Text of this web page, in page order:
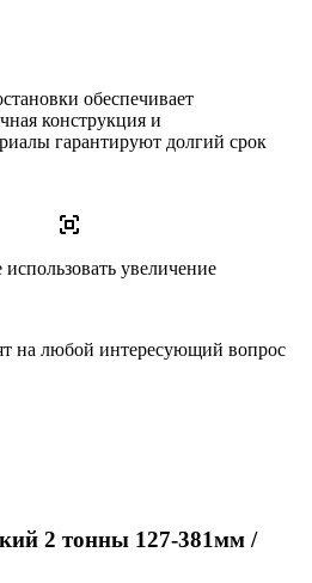
обеспечивает
конструкция и
гарантируют долгий срок
увеличение
на любой интересующий вопрос
2 тонны 127-381мм /